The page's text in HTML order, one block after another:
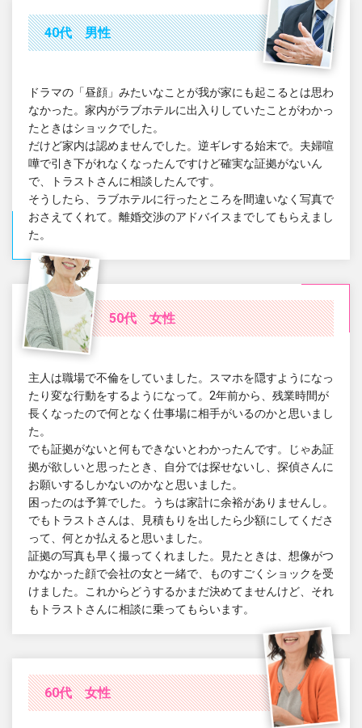
40代 男性
ドラマの「昼顔」みたいなことが我が家にも起こるとは思わ
なかった。家内がラブホテルに出入りしていたことがわかっ
たときはショックでした。
だけど家内は認めませんでした。逆ギレする始末で。夫婦喧
嘩で引き下がれなくなったんですけど確実な証拠がないん
で、トラストさんに相談したんです。
そうしたら、ラブホテルに行ったところを間違いなく写真で
おさえてくれて。離婚交渉のアドバイスまでしてもらえまし
た。
50代 女性
主人は職場で不倫をしていました。スマホを隠すようになっ
たり変な行動をするようになって。2年前から、残業時間が
長くなったので何となく仕事場に相手がいるのかと思いまし
た。
でも証拠がないと何もできないとわかったんです。じゃあ証
拠が欲しいと思ったとき、自分では探せないし、探偵さんに
お願いするしかないのかなと思いました。
困ったのは予算でした。うちは家計に余裕がありませんし。
でもトラストさんは、見積もりを出したら少額にしてくださ
って、何とか払えると思いました。
証拠の写真も早く撮ってくれました。見たときは、想像がつ
かなかった顔で会社の女と一緒で、ものすごくショックを受
けました。これからどうするかまだ決めてませんけど、それ
もトラストさんに相談に乗ってもらいます。
60代 女性